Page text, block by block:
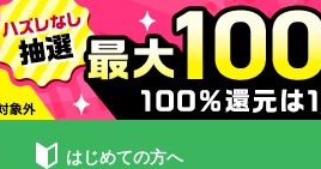
はじめての方へ